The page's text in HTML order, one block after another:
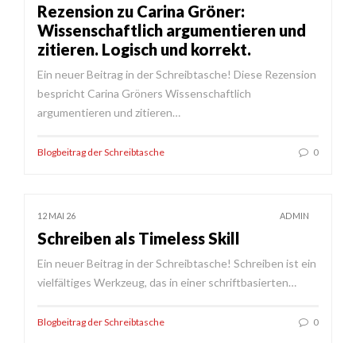
Rezension zu Carina Gröner:
Wissenschaftlich argumentieren und
zitieren. Logisch und korrekt.
Ein neuer Beitrag in der Schreibtasche! Diese Rezension
bespricht Carina Gröners Wissenschaftlich
argumentieren und zitieren…
Blogbeitrag der Schreibtasche 0
12 MAI 26 ADMIN
Schreiben als Timeless Skill
Ein neuer Beitrag in der Schreibtasche! Schreiben ist ein
vielfältiges Werkzeug, das in einer schriftbasierten…
Blogbeitrag der Schreibtasche 0